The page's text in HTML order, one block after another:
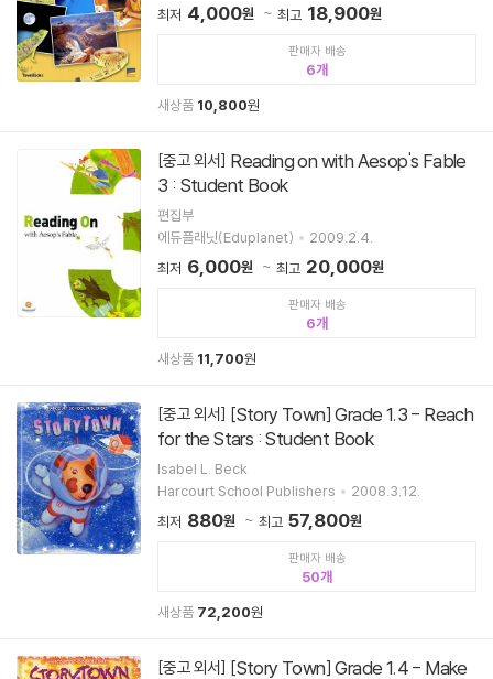
최저 4,000원 최고 18,900원
판매자 배송
6
새상품 10,800원
[중고 외서]
3 : Student Book
편집부
에듀플래닛(Eduplanet)
2009.2.4.
최저 6,000원 최고 20,000원
판매자 배송
6
새상품 11,700원
[중고 외서]
for the Stars : Student Book
Isabel L. Beck
Harcourt School Publishers
2008.3.12.
최저 880원 최고 57,800원
판매자 배송
50
새상품 72,200원
[중고 외서]